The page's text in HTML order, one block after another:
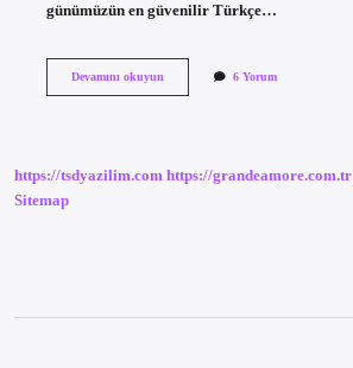
günümüzün en güvenilir Türkçe…
Devamını okuyunAzim
6 Yorum
https://tsdyazilim.com https://grandeamore.com.tr
Sitemap